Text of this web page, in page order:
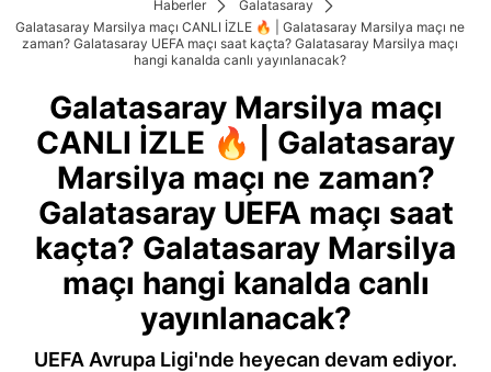
Haberler
Galatasaray
Galatasaray Marsilya maçı CANLI İZLE 🔥 | Galatasaray Marsilya maçı ne
zaman? Galatasaray UEFA maçı saat kaçta? Galatasaray Marsilya maçı
hangi kanalda canlı yayınlanacak?
Galatasaray Marsilya maçı
CANLI İZLE 🔥 | Galatasaray
Marsilya maçı ne zaman?
Galatasaray UEFA maçı saat
kaçta? Galatasaray Marsilya
maçı hangi kanalda canlı
yayınlanacak?
UEFA Avrupa Ligi'nde heyecan devam ediyor.